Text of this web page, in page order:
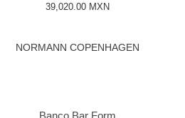
39,020.00 MXN
NORMANN COPENHAGEN